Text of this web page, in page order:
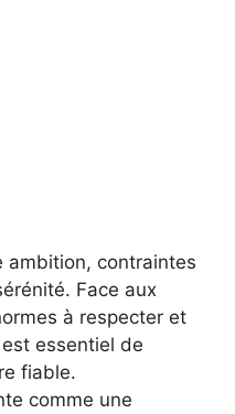
ambition, contraintes
Face aux
à respecter et
est essentiel de
fiable.
comme une